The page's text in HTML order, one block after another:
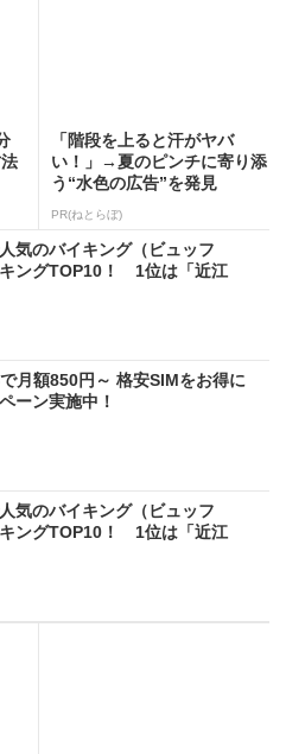
「階段を上ると汗がヤバ
い！」→夏のピンチに寄り添
う“水色の広告”を発見
PR(ねとらぼ)
人気のバイキング（ビュッフ
ングTOP10！ 1位は「近江
月額850円～ 格安SIMをお得に
ーン実施中！
人気のバイキング（ビュッフ
ングTOP10！ 1位は「近江